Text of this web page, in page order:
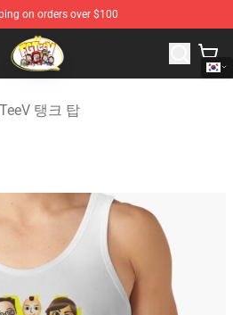
on orders over $100
FGTeeV Merchandise Shop
탱크 탑